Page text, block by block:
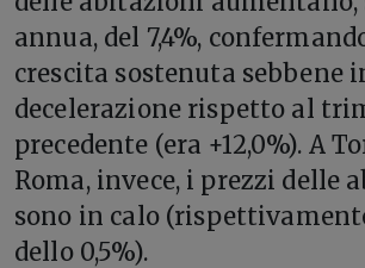
annua, del 7,4%,
crescita sostenuta sebbene
decelerazione rispetto al
precedente (era +12,0%). A
Roma, invece, i prezzi delle
sono in calo
dello 0,5%).